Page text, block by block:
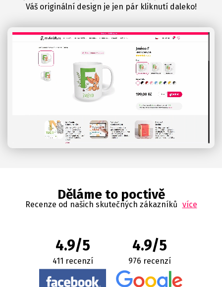
Váš originální design je jen pár kliknutí daleko!
Děláme to poctivě
Recenze od našich skutečných zákazníků více
4.9/5
411 recenzí
4.9/5
976 recenzí